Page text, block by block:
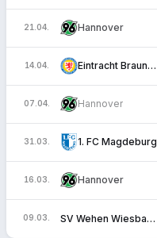
21.04. Hannover
14.04. Eintracht Braunschweig
07.04. Hannover
31.03. 1. FC Magdeburg
16.03. Hannover
09.03. SV Wehen Wiesbaden